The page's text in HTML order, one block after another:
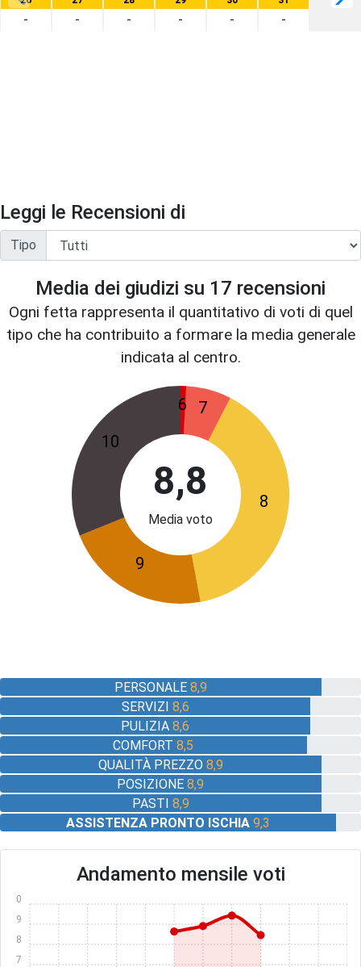
- - - - - -
Leggi le Recensioni di
Tipo
Media dei giudizi su 17 recensioni
Ogni fetta rappresenta il quantitativo di voti di quel
tipo che ha contribuito a formare la media generale
indicata al centro.
8,8
Media voto
6 7
8
9
10
PERSONALE 8,9
SERVIZI 8,6
PULIZIA8,6
COMFORT8,5
QUALITÀ PREZZO 8,9
POSIZIONE8,9
PASTI 8,9
ASSISTENZA PRONTO ISCHIA 9,3
Andamento mensile voti
7
8
9
10